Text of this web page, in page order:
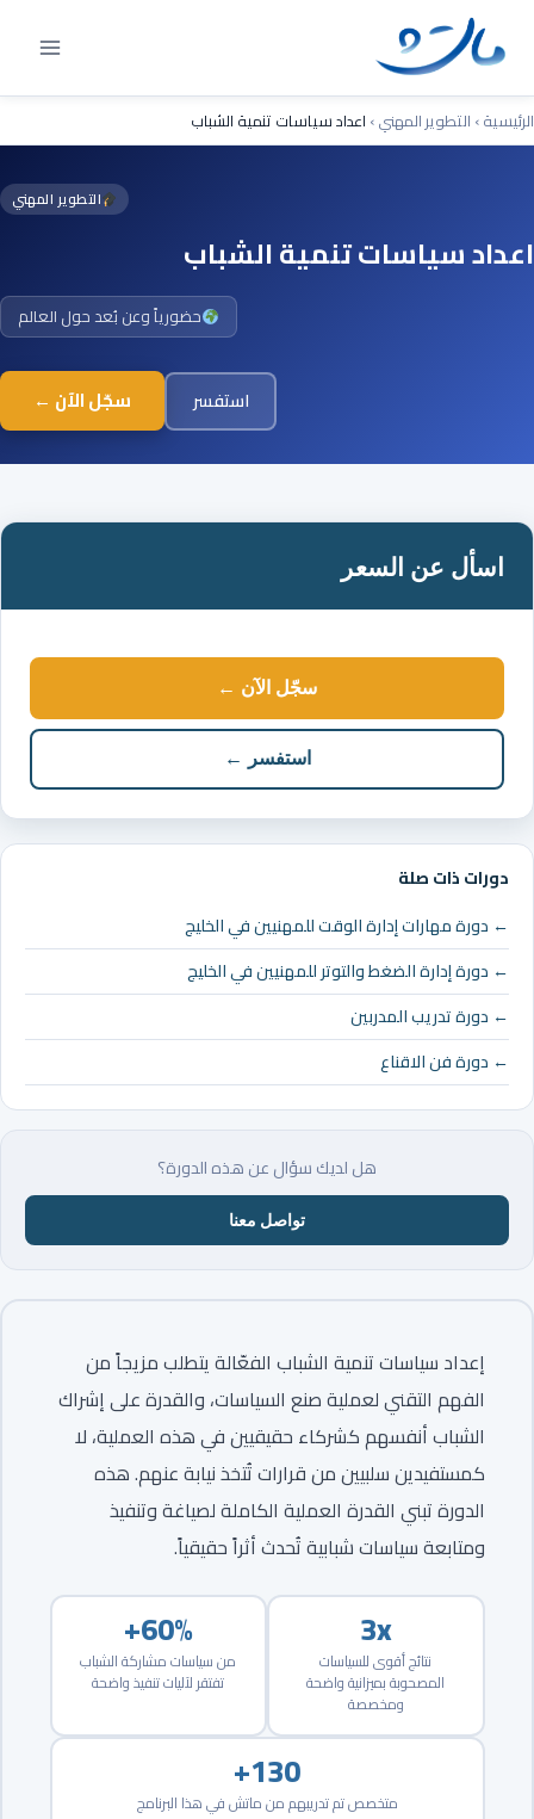
content
الرئيسية› التطوير المهني› اعداد سياسات تنمية الشباب
التطوير المهني
اعداد سياسات تنمية الشباب
حضورياً وعن بُعد حول العالم
سجّل الآن ← استفسر
اسأل عن السعر
سجّل الآن ←
استفسر ←
دورات ذات صلة
← دورة مهارات إدارة الوقت للمهنيين في الخليج
← دورة إدارة الضغط والتوتر للمهنيين في الخليج
← دورة تدريب المدربين
← دورة فن الاقناع
هل لديك سؤال عن هذه الدورة؟
تواصل معنا
إعداد سياسات تنمية الشباب الفعّالة يتطلب مزيجاً من
الفهم التقني لعملية صنع السياسات، والقدرة على إشراك
الشباب أنفسهم كشركاء حقيقيين في هذه العملية، لا
كمستفيدين سلبيين من قرارات تُتخذ نيابة عنهم. هذه
الدورة تبني القدرة العملية الكاملة لصياغة وتنفيذ
ومتابعة سياسات شبابية تُحدث أثراً حقيقياً.
60%+
من سياسات مشاركة الشباب
تفتقر لآليات تنفيذ واضحة
3x
نتائج أقوى للسياسات
المصحوبة بميزانية واضحة
ومخصصة
130+
متخصص تم تدريبهم من ماتش في هذا البرنامج